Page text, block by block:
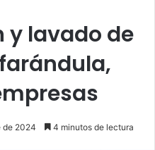
lavado de
de 2024 4 minutos de lectura